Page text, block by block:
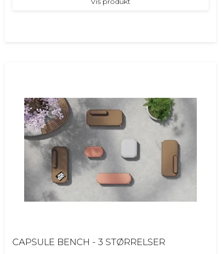
CAPSULE BENCH - 3 STØRRELSER